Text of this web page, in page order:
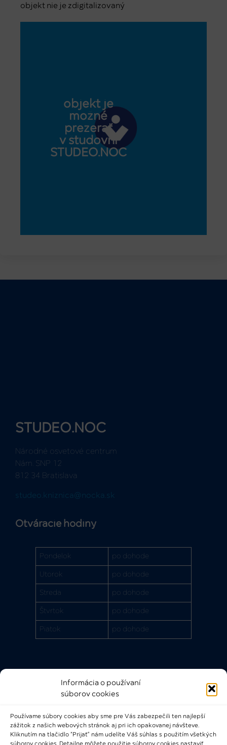
Informácia o používaní
súborov cookies
Používame súbory cookies aby sme pre Vás zabezpečili ten najlepší
zážitok z našich webových stránok aj pri ich opakovanej návšteve.
Kliknutím na tlačidlo “Prijať” nám udelíte Váš súhlas s použitím všetkých
objekt nie je zdigitalizovaný
objekt je
možné
prezerať
v študovni
STUDEO.NOC
STUDEO.NOC
Národné osvetové centrum
Nám. SNP 12
812 34 Bratislava
studeo.kniznica@nocka.sk
Otváracie hodiny
Pondelok po dohode
Utorok po dohode
Streda po dohode
Štvrtok po dohode
Piatok po dohode
Rýchle odkazy
Bádateľský poriadok
Knižničný a výpožičný poriadok